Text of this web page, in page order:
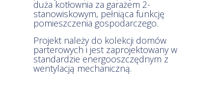
duża kotłownia za garażem 2-
stanowiskowym, pełniąca funkcję
pomieszczenia gospodarczego.
Projekt należy do kolekcji domów
parterowych i jest zaprojektowany w
standardzie energooszczędnym z
wentylacją mechaniczną.